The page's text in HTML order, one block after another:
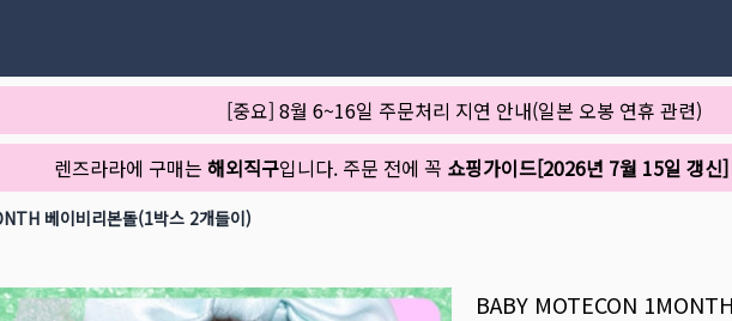
[중요] 8월 6~16일 주문처리 지연 안내(일본 오봉 연휴 관련)
렌즈라라에 구매는 해외직구입니다. 주문 전에 꼭 쇼핑가이드[2026년 7월 15일 갱신]
베이비리본돌(1박스 2개들이)
BABY MOTECON